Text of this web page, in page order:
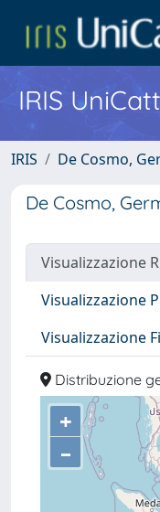
IRIS UniCatt
IRIS De Cosmo,
De Cosmo,
Visualizzazione
Visualizzazione
Visualizzazione
Distribuzione
+
–